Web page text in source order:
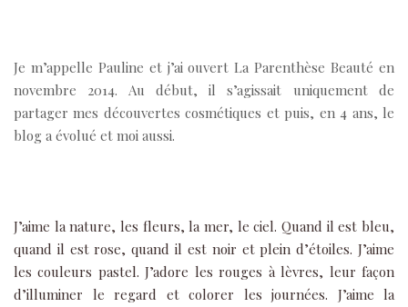
Je m’appelle Pauline et j’ai ouvert La Parenthèse Beauté en
novembre 2014. Au début, il s’agissait uniquement de
partager mes découvertes cosmétiques et puis, en 4 ans, le
blog a évolué et moi aussi.
J’aime la nature, les fleurs, la mer, le ciel. Quand il est bleu,
quand il est rose, quand il est noir et plein d’étoiles. J’aime
les couleurs pastel. J’adore les rouges à lèvres, leur façon
d’illuminer le regard et colorer les journées. J’aime la